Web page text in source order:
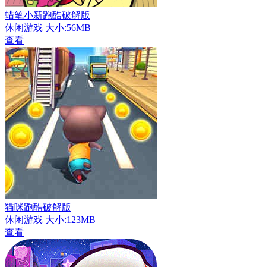
蜡笔小新跑酷破解版
休闲游戏 大小:56MB
查看
猫咪跑酷破解版
休闲游戏 大小:123MB
查看